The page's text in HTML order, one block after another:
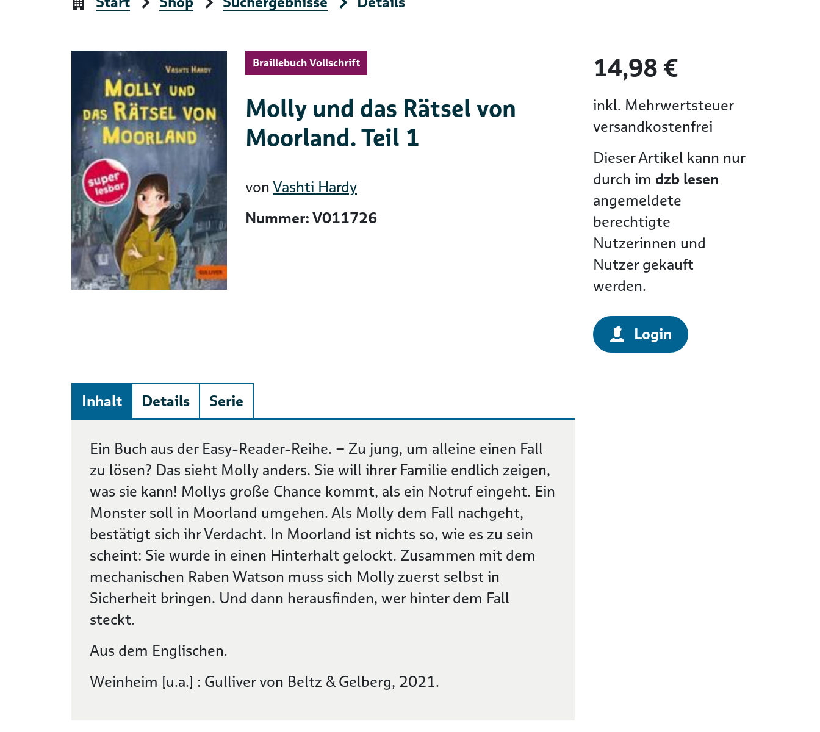
Braillebuch Vollschrift
Molly und das Rätsel von
Moorland. Teil 1
vonVashti Hardy
Nummer: V011726
14,98 €
inkl. Mehrwertsteuer
versandkostenfrei
Dieser Artikel kann nur
durch im dzb lesen
angemeldete
berechtigte
Nutzerinnen und
Nutzer gekauft
werden.
Login
Inhalt Details Serie
Beschreibung
Ein Buch aus der Easy-Reader-Reihe. – Zu jung, um alleine einen Fall
zu lösen? Das sieht Molly anders. Sie will ihrer Familie endlich zeigen,
was sie kann! Mollys große Chance kommt, als ein Notruf eingeht. Ein
Monster soll in Moorland umgehen. Als Molly dem Fall nachgeht,
bestätigt sich ihr Verdacht. In Moorland ist nichts so, wie es zu sein
scheint: Sie wurde in einen Hinterhalt gelockt. Zusammen mit dem
mechanischen Raben Watson muss sich Molly zuerst selbst in
Sicherheit bringen. Und dann herausfinden, wer hinter dem Fall
steckt.
Aus dem Englischen.
Weinheim [u.a.] : Gulliver von Beltz & Gelberg, 2021.